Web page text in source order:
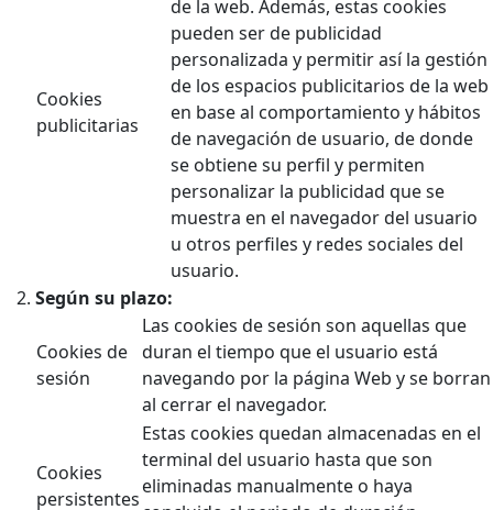
Cookies
publicitarias
de la web. Además, estas cookies
pueden ser de publicidad
personalizada y permitir así la gestión
de los espacios publicitarios de la web
en base al comportamiento y hábitos
de navegación de usuario, de donde
se obtiene su perfil y permiten
personalizar la publicidad que se
muestra en el navegador del usuario
u otros perfiles y redes sociales del
usuario.
Según su plazo:
Cookies de
sesión
Las cookies de sesión son aquellas que
duran el tiempo que el usuario está
navegando por la página Web y se borran
al cerrar el navegador.
Cookies
persistentes
Estas cookies quedan almacenadas en el
terminal del usuario hasta que son
eliminadas manualmente o haya